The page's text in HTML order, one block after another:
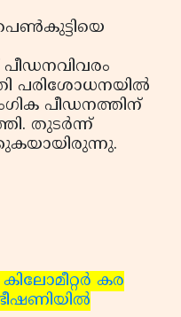
പരിശോധനയില്‍
പീഡനത്തിന്
തുടര്‍ന്ന്
കര